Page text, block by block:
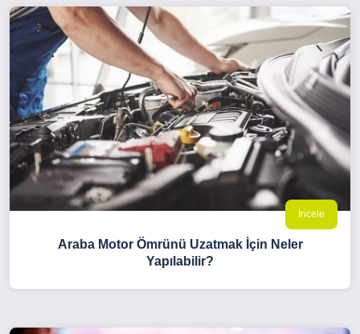
İncele
Araba Motor Ömrünü Uzatmak İçin Neler
Yapılabilir?